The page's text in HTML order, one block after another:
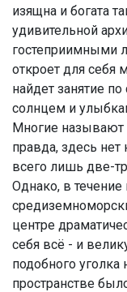
изящна и богата
удивительной
гостеприимными
откроет для себя
найдет занятие
солнцем и
Многие называют
правда, здесь
всего лишь две-
Однако, в
центре
себя всё - и
подобного
пространстве